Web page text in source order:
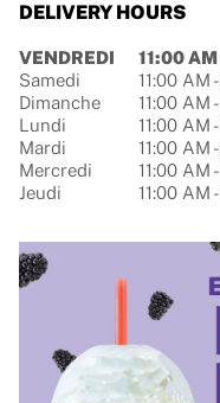
DELIVERY HOURS
Jour de la semaineHours
VENDREDI 11:00 AM
Samedi
11:00 AM -
Dimanche
11:00 AM -
Lundi
11:00 AM -
Mardi
11:00 AM -
Mercredi
11:00 AM -
Jeudi
11:00 AM -